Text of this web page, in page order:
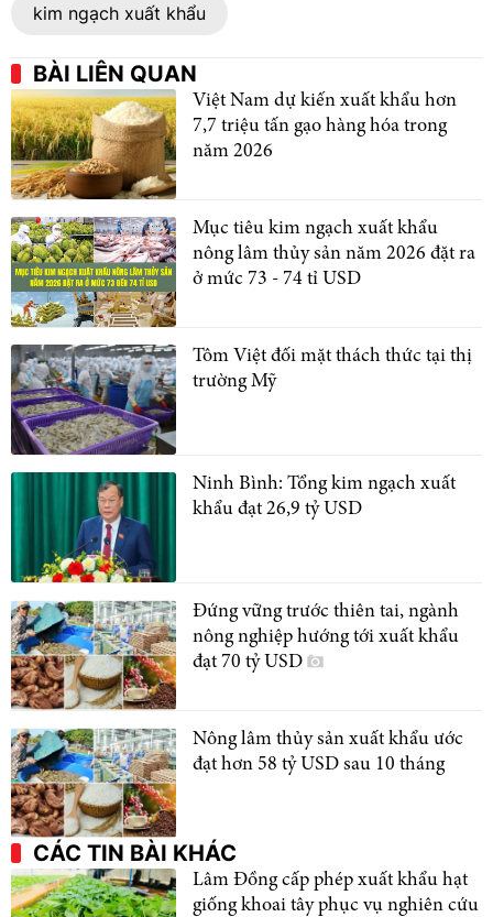
kim ngạch xuất khẩu
BÀI LIÊN QUAN
Việt Nam dự kiến xuất khẩu hơn
7,7 triệu tấn gạo hàng hóa trong
năm 2026
Mục tiêu kim ngạch xuất khẩu
nông lâm thủy sản năm 2026 đặt ra
ở mức 73 - 74 tỉ USD
Tôm Việt đối mặt thách thức tại thị
trường Mỹ
Ninh Bình: Tổng kim ngạch xuất
khẩu đạt 26,9 tỷ USD
Đứng vững trước thiên tai, ngành
nông nghiệp hướng tới xuất khẩu
đạt 70 tỷ USD
Nông lâm thủy sản xuất khẩu ước
đạt hơn 58 tỷ USD sau 10 tháng
CÁC TIN BÀI KHÁC
Lâm Đồng cấp phép xuất khẩu hạt
giống khoai tây phục vụ nghiên cứu